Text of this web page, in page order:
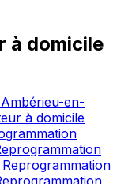
à domicile
Ambérieu-en-
à domicile
Reprogrammation